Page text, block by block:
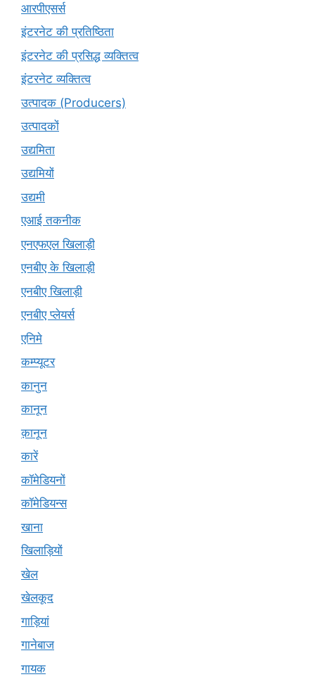
आरपीएसर्स
इंटरनेट की प्रतिष्ठिता
इंटरनेट की प्रसिद्ध व्यक्तित्व
इंटरनेट व्यक्तित्व
उत्पादक (Producers)
उत्पादकों
उद्यमिता
उद्यमियों
उद्यमी
एआई तकनीक
एनएफएल खिलाड़ी
एनबीए के खिलाड़ी
एनबीए खिलाड़ी
एनबीए प्लेयर्स
एनिमे
कम्प्यूटर
कानुन
कानून
क़ानून
कारें
कॉमेडियनों
कॉमेडियन्स
खाना
खिलाड़ियों
खेल
खेलकूद
गाड़ियां
गानेबाज
गायक